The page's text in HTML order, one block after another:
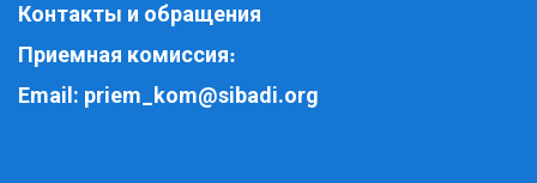
Контакты и обращения
Приемная комиссия:
Email: priem_kom@sibadi.org